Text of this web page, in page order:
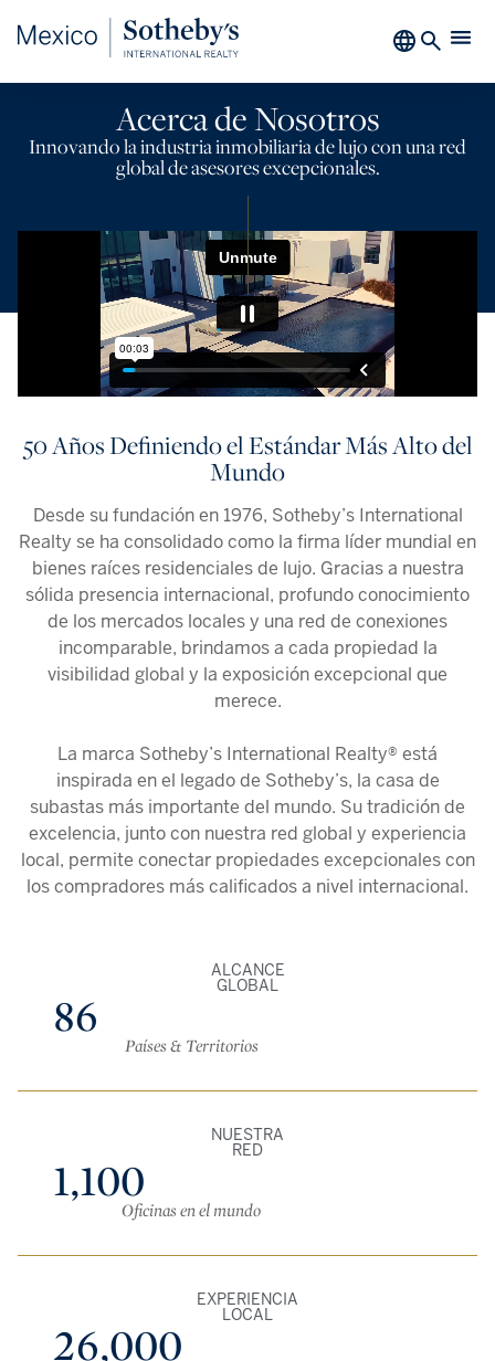
Acerca de Nosotros
Innovando la industria inmobiliaria de lujo con una red
global de asesores excepcionales.
50 Años Definiendo el Estándar Más Alto del
Mundo
Desde su fundación en 1976, Sotheby’s International
Realty se ha consolidado como la firma líder mundial en
bienes raíces residenciales de lujo. Gracias a nuestra
sólida presencia internacional, profundo conocimiento
de los mercados locales y una red de conexiones
incomparable, brindamos a cada propiedad la
visibilidad global y la exposición excepcional que
merece.
La marca Sotheby’s International Realty® está
inspirada en el legado de Sotheby’s, la casa de
subastas más importante del mundo. Su tradición de
excelencia, junto con nuestra red global y experiencia
local, permite conectar propiedades excepcionales con
los compradores más calificados a nivel internacional.
ALCANCE
GLOBAL
86
Países & Territorios
NUESTRA
RED
1,100
Oficinas en el mundo
EXPERIENCIA
LOCAL
26,000